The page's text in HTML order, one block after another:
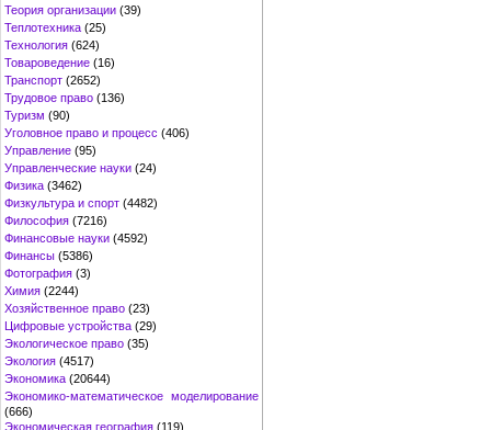
Теория организации (39)
Теплотехника (25)
Технология (624)
Товароведение (16)
Транспорт (2652)
Трудовое право (136)
Туризм (90)
Уголовное право и процесс (406)
Управление (95)
Управленческие науки (24)
Физика (3462)
Физкультура и спорт (4482)
Философия (7216)
Финансовые науки (4592)
Финансы (5386)
Фотография (3)
Химия (2244)
Хозяйственное право (23)
Цифровые устройства (29)
Экологическое право (35)
Экология (4517)
Экономика (20644)
Экономико-математическое моделирование
(666)
Экономическая география (119)